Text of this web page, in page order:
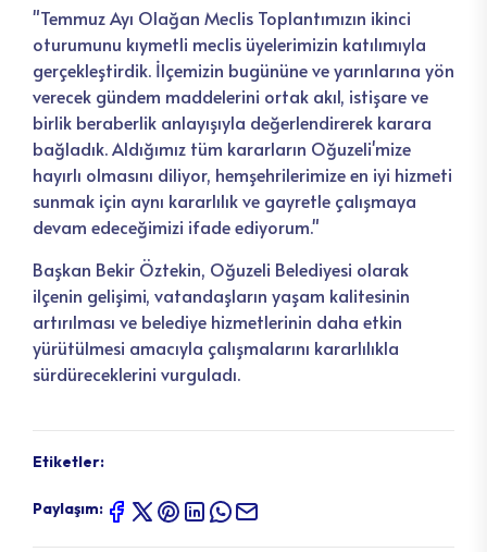
"Temmuz Ayı Olağan Meclis Toplantımızın ikinci
oturumunu kıymetli meclis üyelerimizin katılımıyla
gerçekleştirdik. İlçemizin bugününe ve yarınlarına yön
verecek gündem maddelerini ortak akıl, istişare ve
birlik beraberlik anlayışıyla değerlendirerek karara
bağladık. Aldığımız tüm kararların Oğuzeli'mize
hayırlı olmasını diliyor, hemşehrilerimize en iyi hizmeti
sunmak için aynı kararlılık ve gayretle çalışmaya
devam edeceğimizi ifade ediyorum."
Başkan Bekir Öztekin, Oğuzeli Belediyesi olarak
ilçenin gelişimi, vatandaşların yaşam kalitesinin
artırılması ve belediye hizmetlerinin daha etkin
yürütülmesi amacıyla çalışmalarını kararlılıkla
sürdüreceklerini vurguladı.
Etiketler:
Paylaşım: